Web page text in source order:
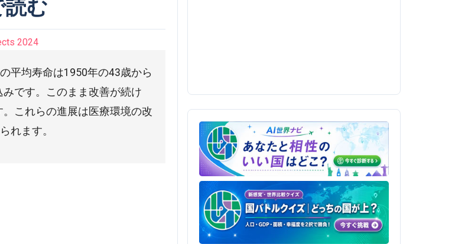
む
2024
平均寿命は1950年の43歳から
です。このまま改善が続け
これらの進展は医療環境の改
れます。